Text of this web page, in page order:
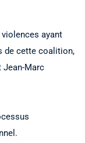
ayant
de cette coalition,
Jean-Marc